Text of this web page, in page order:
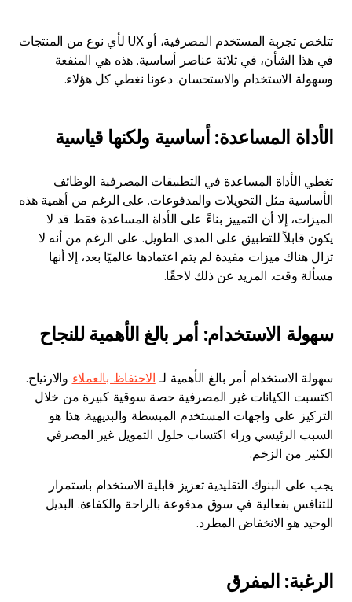
تتلخص تجربة المستخدم المصرفية، أو UX لأي نوع من المنتجات
في هذا الشأن، في ثلاثة عناصر أساسية. هذه هي المنفعة
وسهولة الاستخدام والاستحسان. دعونا نغطي كل هؤلاء.
الأداة المساعدة: أساسية ولكنها قياسية
تغطي الأداة المساعدة في التطبيقات المصرفية الوظائف
الأساسية مثل التحويلات والمدفوعات. على الرغم من أهمية هذه
الميزات، إلا أن التمييز بناءً على الأداة المساعدة فقط قد لا
يكون قابلاً للتطبيق على المدى الطويل. على الرغم من أنه لا
تزال هناك ميزات مفيدة لم يتم اعتمادها عالميًا بعد، إلا أنها
مسألة وقت. المزيد عن ذلك لاحقًا.
سهولة الاستخدام: أمر بالغ الأهمية للنجاح
سهولة الاستخدام أمر بالغ الأهمية لـ الاحتفاظ بالعملاء والارتياح.
اكتسبت الكيانات غير المصرفية حصة سوقية كبيرة من خلال
التركيز على واجهات المستخدم المبسطة والبديهية. هذا هو
السبب الرئيسي وراء اكتساب حلول التمويل غير المصرفي
الكثير من الزخم.
يجب على البنوك التقليدية تعزيز قابلية الاستخدام باستمرار
للتنافس بفعالية في سوق مدفوعة بالراحة والكفاءة. البديل
الوحيد هو الانخفاض المطرد.
الرغبة: المفرق